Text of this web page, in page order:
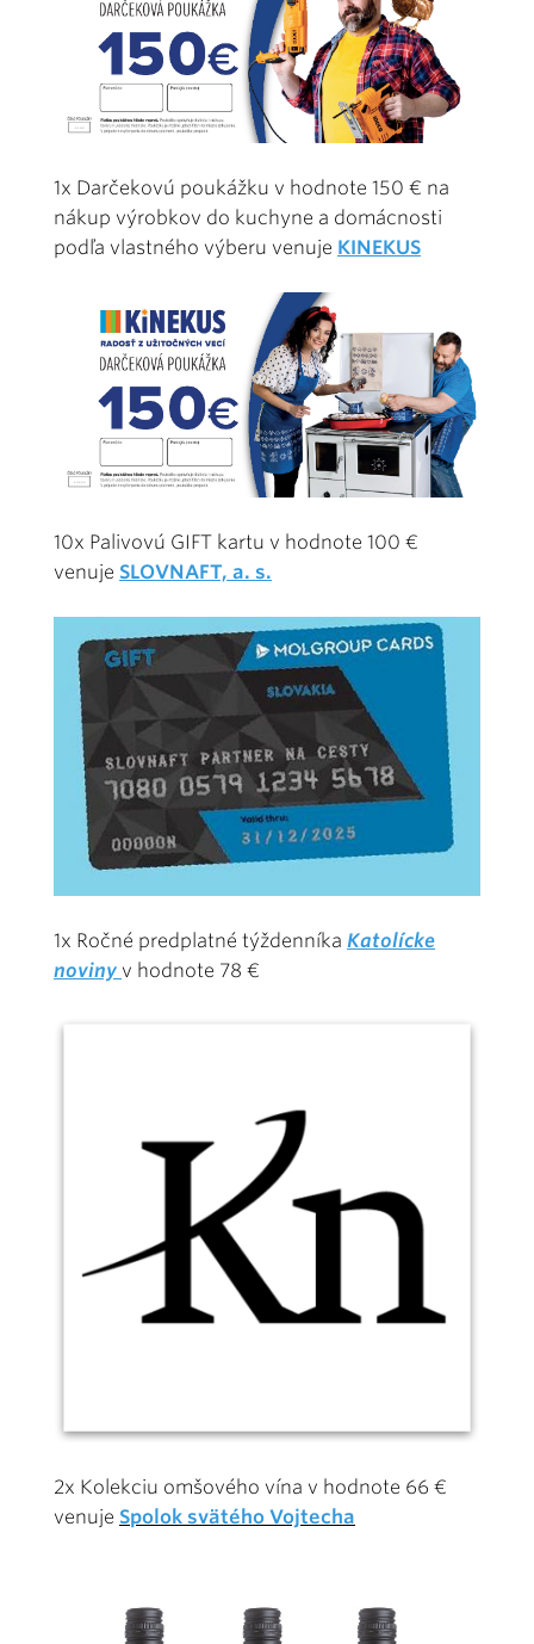
1x Darčekovú poukážku v hodnote 150 € na
nákup výrobkov do kuchyne a domácnosti
podľa vlastného výberu venuje KINEKUS
10x Palivovú GIFT kartu v hodnote 100 €
venuje SLOVNAFT, a. s.
1x Ročné predplatné týždenníka Katolícke
noviny v hodnote 78 €
2x Kolekciu omšového vína v hodnote 66 €
venuje Spolok svätého Vojtecha